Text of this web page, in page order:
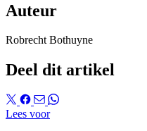
Auteur
Robrecht Bothuyne
Deel dit artikel
Lees voor